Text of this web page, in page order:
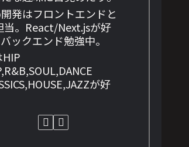
発はフロントエンドと
当。React/Next.jsが好
ックエンド勉強中。
HIP
が好